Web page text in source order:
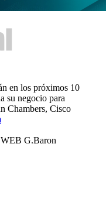
en los próximos 10
su negocio para
Chambers, Cisco
G.Baron